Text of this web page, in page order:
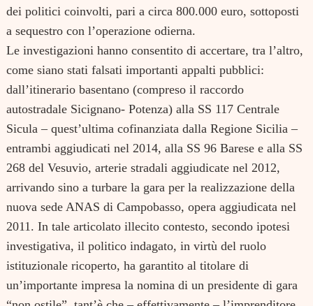
dei politici coinvolti, pari a circa 800.000 euro, sottoposti
a sequestro con l’operazione odierna.
Le investigazioni hanno consentito di accertare, tra l’altro,
come siano stati falsati importanti appalti pubblici:
dall’itinerario basentano (compreso il raccordo
autostradale Sicignano- Potenza) alla SS 117 Centrale
Sicula – quest’ultima cofinanziata dalla Regione Sicilia –
entrambi aggiudicati nel 2014, alla SS 96 Barese e alla SS
268 del Vesuvio, arterie stradali aggiudicate nel 2012,
arrivando sino a turbare la gara per la realizzazione della
nuova sede ANAS di Campobasso, opera aggiudicata nel
2011. In tale articolato illecito contesto, secondo ipotesi
investigativa, il politico indagato, in virtù del ruolo
istituzionale ricoperto, ha garantito al titolare di
un’importante impresa la nomina di un presidente di gara
Search
for: